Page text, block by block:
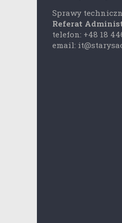
Sprawy
Referat
telefon: +48 18
email: